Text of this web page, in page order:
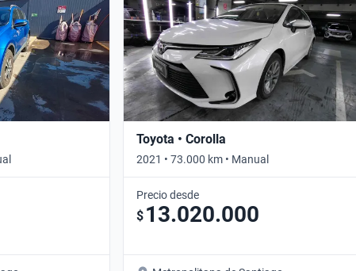
Toyota • Corolla
2021 • 73.000 km • Manual
Precio desde
$ 13.020.000